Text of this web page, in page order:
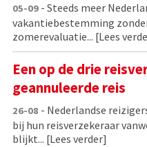
05-09- Steeds meer
vakantiebestemming
zomerevaluatie... [Lees
Een op de drie
geannuleerde reis
26-08 - Nederlandse
bij hun reisverzekeraar
blijkt... [Lees verder]